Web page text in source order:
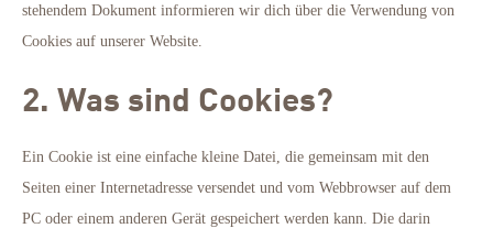
stehendem Dokument informieren wir dich über die Verwendung von
Cookies auf unserer Website.
2. Was sind Cookies?
Ein Cookie ist eine einfache kleine Datei, die gemeinsam mit den
Seiten einer Internetadresse versendet und vom Webbrowser auf dem
PC oder einem anderen Gerät gespeichert werden kann. Die darin